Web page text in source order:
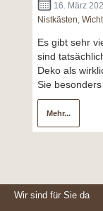
16. März
Nistkästen,
Es gibt sehr
sind
Deko als
Sie
Mehr...
Wir sind für Sie da